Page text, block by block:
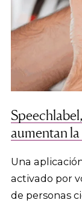
aumentan
Una
activado por
de personas